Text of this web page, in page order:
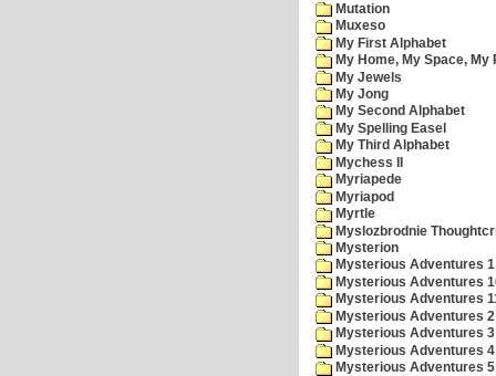
Mutation
Muxeso
My First Alphabet
My Home, My Space, My
My Jewels
My Jong
My Second Alphabet
My Spelling Easel
My Third Alphabet
Mychess II
Myriapede
Myriapod
Myrtle
Myslozbrodnie
Mysterion
Mysterious Adventures
Mysterious Adventures
Mysterious Adventures
Mysterious Adventures
Mysterious Adventures
Mysterious Adventures
Mysterious Adventures